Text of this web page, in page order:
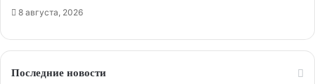
8 августа, 2026
Последние новости